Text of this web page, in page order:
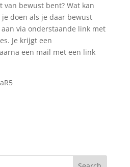
van bewust bent? Wat kan
doen als je daar bewust
via onderstaande link met
Je krijgt een
een mail met een link